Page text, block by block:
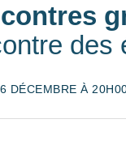
des
DÉCEMBRE À